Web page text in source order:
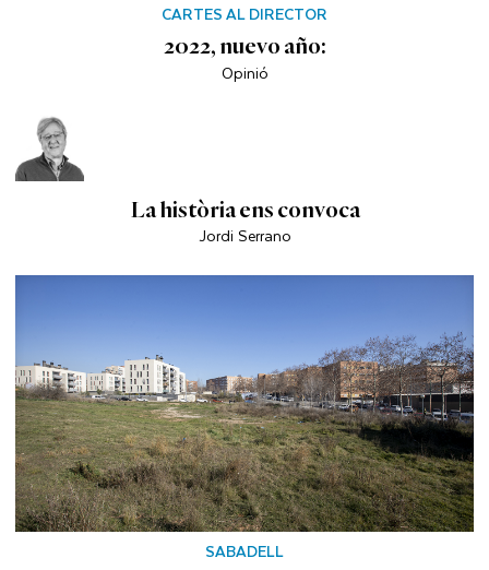
CARTES AL DIRECTOR
2022, nuevo año:
Opinió
La història ens convoca
Jordi Serrano
SABADELL